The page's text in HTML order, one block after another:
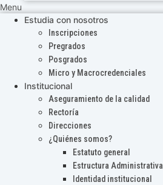
Menu
Estudia con nosotros
Inscripciones
Pregrados
Posgrados
Micro y Macrocredenciales
Institucional
Aseguramiento de la calidad
Rectoría
Direcciones
¿Quiénes somos?
Estatuto general
Estructura Administrativa
Identidad institucional